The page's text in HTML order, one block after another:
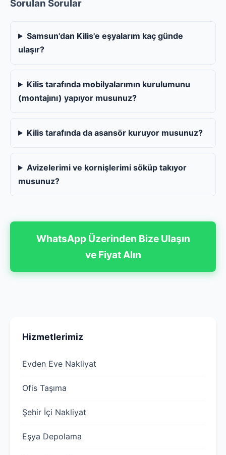
Sorulan Sorular
Samsun'dan Kilis'e eşyalarım kaç günde
ulaşır?
Kilis tarafında mobilyalarımın kurulumunu
(montajını) yapıyor musunuz?
Kilis tarafında da asansör kuruyor musunuz?
Avizelerimi ve kornişlerimi söküp takıyor
musunuz?
WhatsApp Üzerinden Bize Ulaşın
ve Fiyat Alın
Hizmetlerimiz
Evden Eve Nakliyat
Ofis Taşıma
Şehir İçi Nakliyat
Eşya Depolama